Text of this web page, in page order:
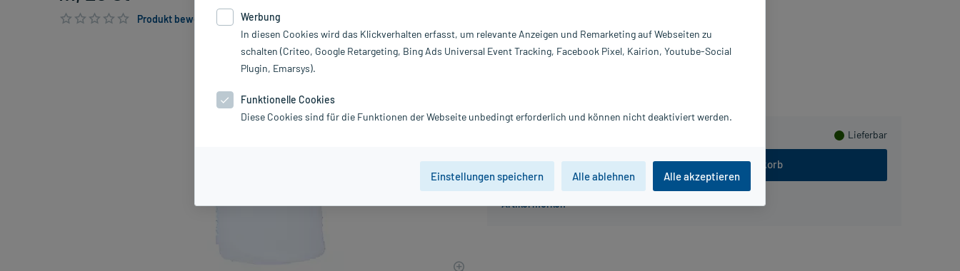
Produkt bewerten & PlusHerzen sichern
Lieferbar
In den Warenkorb
Hersteller:
ABENA GmbH
Werbung
In diesen Cookies wird das Klickverhalten erfasst, um relevante Anzeigen und Remarketing auf Webseiten zu
schalten (Criteo, Google Retargeting, Bing Ads Universal Event Tracking, Facebook Pixel, Kairion, Youtube-Social
Plugin, Emarsys).
Funktionelle Cookies
Diese Cookies sind für die Funktionen der Webseite unbedingt erforderlich und können nicht deaktiviert werden.
Einstellungen speichern Alle ablehnen Alle akzeptieren